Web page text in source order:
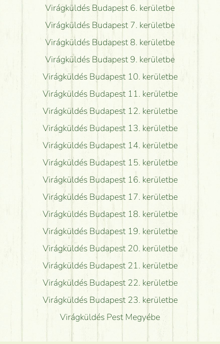
Virágküldés Budapest 6. kerületbe
Virágküldés Budapest 7. kerületbe
Virágküldés Budapest 8. kerületbe
Virágküldés Budapest 9. kerületbe
Virágküldés Budapest 10. kerületbe
Virágküldés Budapest 11. kerületbe
Virágküldés Budapest 12. kerületbe
Virágküldés Budapest 13. kerületbe
Virágküldés Budapest 14. kerületbe
Virágküldés Budapest 15. kerületbe
Virágküldés Budapest 16. kerületbe
Virágküldés Budapest 17. kerületbe
Virágküldés Budapest 18. kerületbe
Virágküldés Budapest 19. kerületbe
Virágküldés Budapest 20. kerületbe
Virágküldés Budapest 21. kerületbe
Virágküldés Budapest 22. kerületbe
Virágküldés Budapest 23. kerületbe
Virágküldés Pest Megyébe